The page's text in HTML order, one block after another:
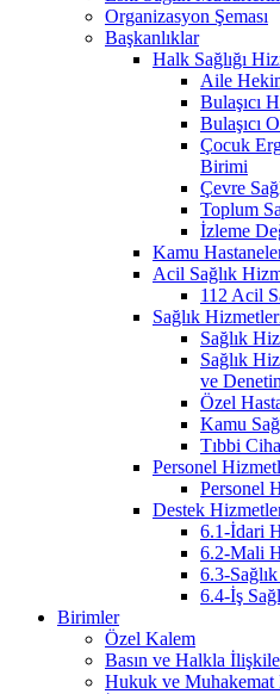
Organizasyon Şeması
Başkanlıklar
Halk Sağlığı
Aile
Bulaşıcı
Bulaşıcı
Çocuk
Birimi
Çevre
Toplum
İzleme
Kamu
Acil Sağlık
112 Acil
Sağlık
Sağlık
Sağlık
ve
Özel
Kamu
Tıbbi
Personel
Personel
Destek
6.1-İdari
6.2-Mali
6.3-
6.4-İş
Birimler
Özel Kalem
Basın ve Halkla
Hukuk ve